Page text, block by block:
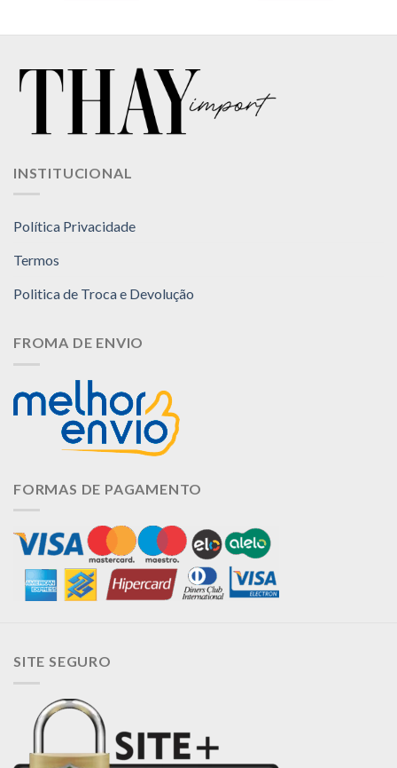
INSTITUCIONAL
Política Privacidade
Termos
Politica de Troca e Devolução
FROMA DE ENVIO
FORMAS DE PAGAMENTO
SITE SEGURO